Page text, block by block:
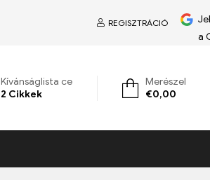
REGISZTRÁCIÓ
a
Kívánságlista ce
2 Cikkek
Merészel
€0,00